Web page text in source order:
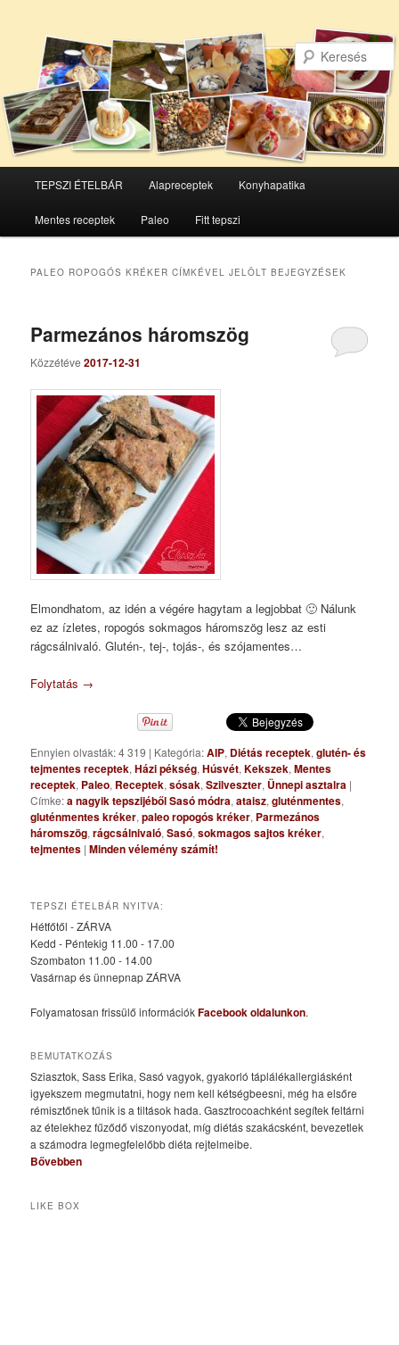
Tovább
az
Tovább
a
TEPSZI ÉTELBÁR Alapreceptek Konyhapatika
Mentes receptek Paleo Fitt tepszi
PALEO ROPOGÓS KRÉKER CÍMKÉVEL JELÖLT BEJEGYZÉSEK
Parmezános háromszög
Közzétéve2017-12-31
Elmondhatom, az idén a végére hagytam a legjobbat 🙂 Nálunk
ez az ízletes, ropogós sokmagos háromszög lesz az esti
rágcsálnivaló. Glutén-, tej-, tojás-, és szójamentes…
Folytatás →
Ennyien olvasták: 4 319 | Kategória:AIP, Diétás receptek,glutén- és
tejmentes receptek,Házi pékség,Húsvét,Kekszek,Mentes
receptek, Paleo, Receptek,sósak,Szilveszter, Ünnepi asztalra |
Címke:a nagyik tepszijéből Sasó módra,ataisz,gluténmentes,
gluténmentes kréker,paleo ropogós kréker, Parmezános
háromszög,rágcsálnivaló,Sasó,sokmagos sajtos kréker,
tejmentes |Minden vélemény számít!
TEPSZI ÉTELBÁR NYITVA:
Hétfőtől - ZÁRVA
Kedd - Péntekig 11.00 - 17.00
Szombaton 11.00 - 14.00
Vasárnap és ünnepnap ZÁRVA
Folyamatosan frissülő információkFacebook oldalunkon.
BEMUTATKOZÁS
Sziasztok, Sass Erika, Sasó vagyok, gyakorló táplálékallergiásként
igyekszem megmutatni, hogy nem kell kétségbeesni, még ha elsőre
rémisztőnek tűnik is a tiltások hada. Gasztrocoachként segítek feltárni
az ételekhez fűződő viszonyodat, míg diétás szakácsként, bevezetlek
a számodra legmegfelelőbb diéta rejtelmeibe.
Bővebben
LIKE BOX